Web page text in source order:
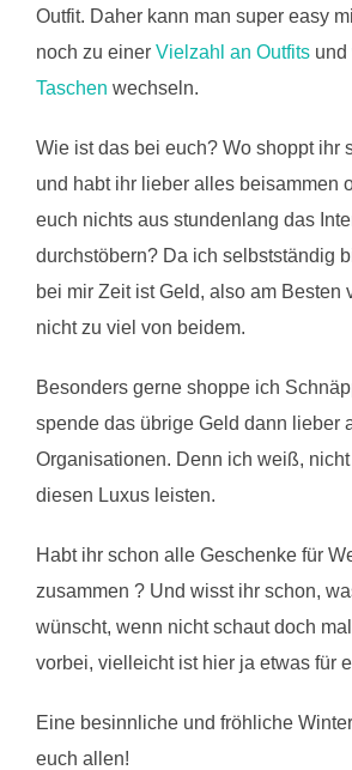
Outfit. Daher kann man super easy
noch zu einer Vielzahl an Outfits und
Taschen wechseln.
Wie ist das bei euch? Wo shoppt ihr
und habt ihr lieber alles beisammen
euch nichts aus stundenlang das
durchstöbern? Da ich selbstständig
bei mir Zeit ist Geld, also am Besten
nicht zu viel von beidem.
Besonders gerne shoppe ich
spende das übrige Geld dann lieber
Organisationen. Denn ich weiß,
diesen Luxus leisten.
Habt ihr schon alle Geschenke für
zusammen ? Und wisst ihr schon,
wünscht, wenn nicht schaut doch
vorbei, vielleicht ist hier ja etwas für
Eine besinnliche und fröhliche
euch allen!